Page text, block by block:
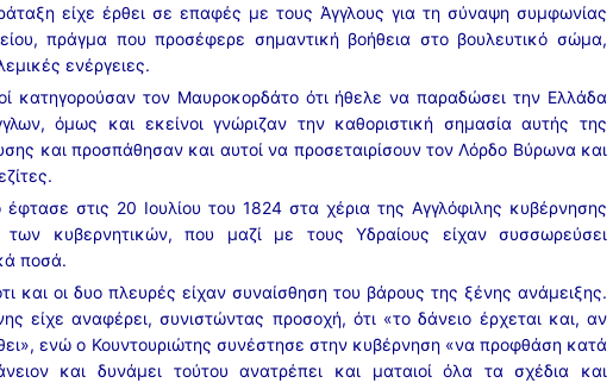
είχε έρθει σε επαφές με τους Άγγλους για τη σύναψη συμφωνίας
πράγμα που προσέφερε σημαντική βοήθεια στο βουλευτικό σώμα,
ενέργειες.
κατηγορούσαν τον Μαυροκορδάτο ότι ήθελε να παραδώσει την Ελλάδα
όμως και εκείνοι γνώριζαν την καθοριστική σημασία αυτής της
και προσπάθησαν και αυτοί να προσεταιρίσουν τον Λόρδο Βύρωνα και
έφτασε στις 20 Ιουλίου του 1824 στα χέρια της Αγγλόφιλης κυβέρνησης
των κυβερνητικών, που μαζί με τους Υδραίους είχαν συσσωρεύσει
ποσά.
και οι δυο πλευρές είχαν συναίσθηση του βάρους της ξένης ανάμειξης.
είχε αναφέρει, συνιστώντας προσοχή, ότι «το δάνειο έρχεται και, αν
ενώ ο Κουντουριώτης συνέστησε στην κυβέρνηση «να προφθάση κατά
και δυνάμει τούτου ανατρέπει και ματαιοί όλα τα σχέδια και